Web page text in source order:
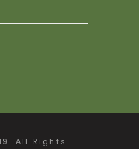
All Rights